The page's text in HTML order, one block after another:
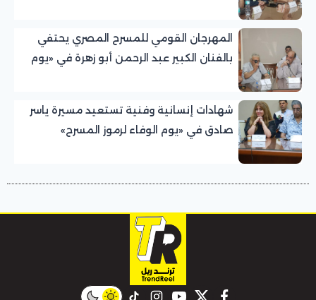
المهرجان القومي للمسرح المصري يحتفي
بالفنان الكبير عبد الرحمن أبو زهرة في «يوم
شهادات إنسانية وفنية تستعيد مسيرة ياسر
صادق في «يوم الوفاء لرموز المسرح»